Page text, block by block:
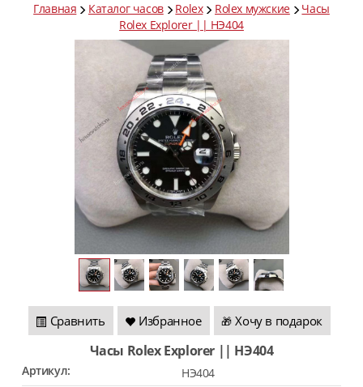
Главная Каталог часов Rolex Rolex мужские
Часы
Rolex Explorer || HЭ404
Сравнить Избранное 🎁 Хочу в подарок
Часы Rolex Explorer || HЭ404
Артикул:
HЭ404